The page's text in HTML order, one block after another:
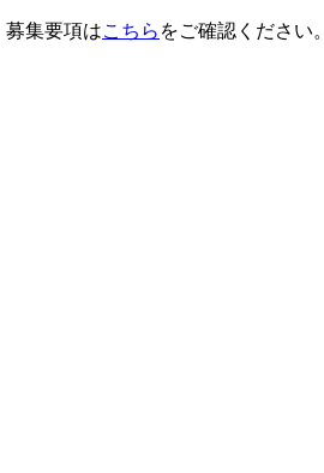
集要項はこちら をご確認ください。